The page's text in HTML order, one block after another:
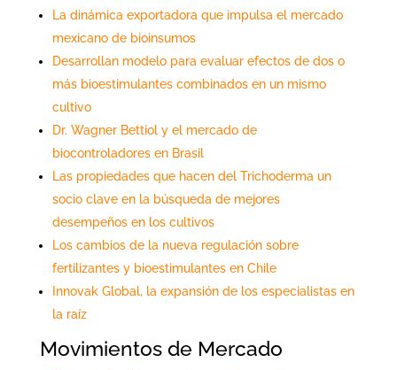
La dinámica exportadora que impulsa el mercado
mexicano de bioinsumos
Desarrollan modelo para evaluar efectos de dos o
más bioestimulantes combinados en un mismo
cultivo
Dr. Wagner Bettiol y el mercado de
biocontroladores en Brasil
Las propiedades que hacen del Trichoderma un
socio clave en la búsqueda de mejores
desempeños en los cultivos
Los cambios de la nueva regulación sobre
fertilizantes y bioestimulantes en Chile
Innovak Global, la expansión de los especialistas en
la raíz
Movimientos de Mercado